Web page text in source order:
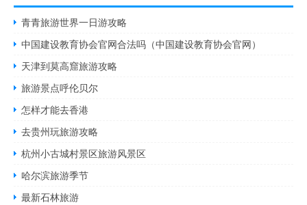
青青旅游世界一日游攻略
中国建设教育协会官网合法吗（中国建设教育协会官网）
天津到莫高窟旅游攻略
旅游景点呼伦贝尔
怎样才能去香港
去贵州玩旅游攻略
杭州小古城村景区旅游风景区
哈尔滨旅游季节
最新石林旅游